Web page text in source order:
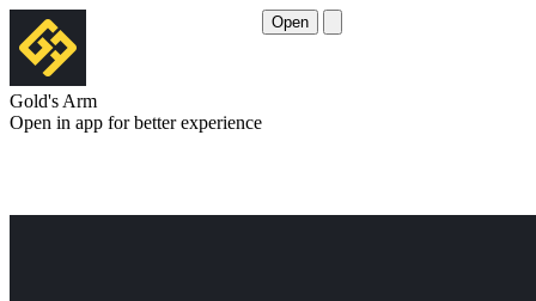
Gold's Arm
Open in app for better experience
Open